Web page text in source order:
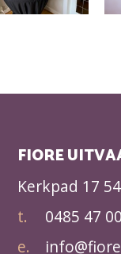
FIORE
Kerkpad 17
t.
0485 47
e.